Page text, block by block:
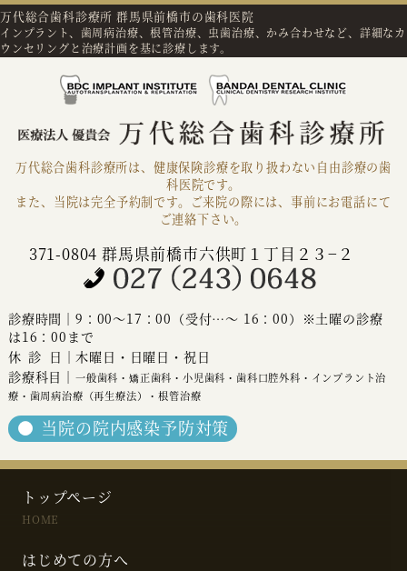
万代総合歯科診療所 群馬県前橋市の歯科医院
インプラント、歯周病治療、根管治療、虫歯治療、かみ合わせなど、詳細なカ
ウンセリングと治療計画を基に診療します。
万代総合歯科診療所は、健康保険診療を取り扱わない自由診療の歯
科医院です。
また、当院は完全予約制です。ご来院の際には、事前にお電話にて
ご連絡下さい。
371-0804 群馬県前橋市六供町１丁目２３−２
診療時間｜9：00～17：00（受付…～ 16：00）※土曜の診療
は16：00まで
休診 日｜木曜日・日曜日・祝日
診療科目｜ 一般歯科・矯正歯科・小児歯科・歯科口腔外科・インプラント治
療・歯周病治療（再生療法）・根管治療
当院の院内感染予防対策
トップページ
HOME
はじめての方へ